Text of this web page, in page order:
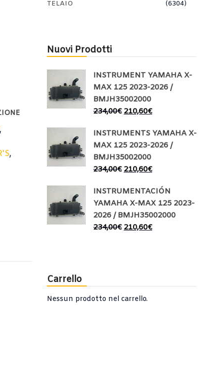
,
,
TELAIO
(6304)
Nuovi Prodotti
INSTRUMENT YAMAHA X-
MAX 125 2023-2026 /
BMJH35002000
234,00€ 210,60€
INSTRUMENTS YAMAHA X-
MAX 125 2023-2026 /
BMJH35002000
234,00€ 210,60€
INSTRUMENTACIÓN
YAMAHA X-MAX 125 2023-
2026 / BMJH35002000
234,00€ 210,60€
Carrello
Nessun prodotto nel carrello.